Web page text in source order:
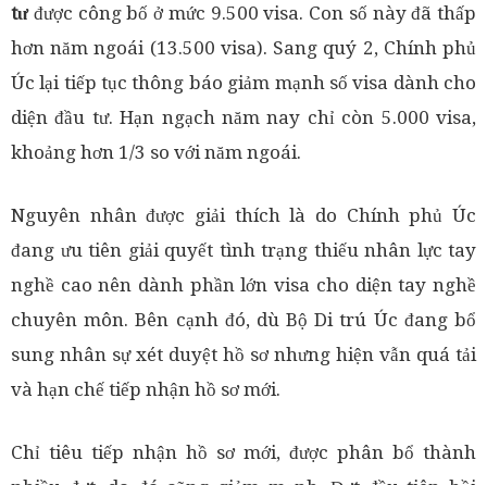
tư được công bố ở mức 9.500 visa. Con số này đã thấp
hơn năm ngoái (13.500 visa). Sang quý 2, Chính phủ
Úc lại tiếp tục thông báo giảm mạnh số visa dành cho
diện đầu tư. Hạn ngạch năm nay chỉ còn 5.000 visa,
khoảng hơn 1/3 so với năm ngoái.
Nguyên nhân được giải thích là do Chính phủ Úc
đang ưu tiên giải quyết tình trạng thiếu nhân lực tay
nghề cao nên dành phần lớn visa cho diện tay nghề
chuyên môn. Bên cạnh đó, dù Bộ Di trú Úc đang bổ
sung nhân sự xét duyệt hồ sơ nhưng hiện vẫn quá tải
và hạn chế tiếp nhận hồ sơ mới.
Chỉ tiêu tiếp nhận hồ sơ mới, được phân bổ thành